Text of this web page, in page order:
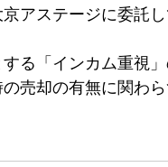
アステージに委託
る「インカム重視」
売却の有無に関わ